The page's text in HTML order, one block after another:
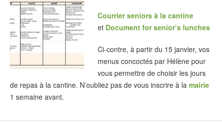
Courrier seniors à la cantine
et Document for senior’s lunches
Ci-contre, à partir du 15 janvier, vos
menus concoctés par Hélène pour
vous permettre de choisir les jours
de repas à la cantine. N’oubliez pas de vous inscrire à la mairie
1 semaine avant.